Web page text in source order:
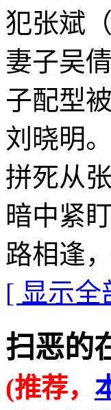
犯张斌
妻子吴
子配型
刘晓明
拼死从
暗中紧
路相逢
[ 显示全
扫恶的
(推荐，